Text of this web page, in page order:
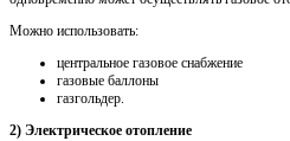
Можно использовать:
центральное газовое снабжение
газовые баллоны
газгольдер.
2) Электрическое отопление